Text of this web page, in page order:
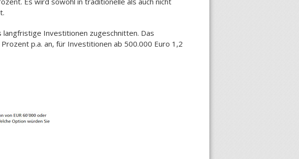
Investitionen zugeschnitten. Das
p.a. an, für Investitionen ab 500.000 Euro 1,2